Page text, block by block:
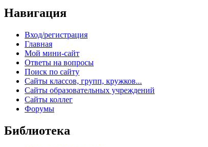
Навигация
Вход/регистрация
Главная
Мой мини-сайт
Ответы на вопросы
Поиск по сайту
Сайты классов, групп, кружков...
Сайты образовательных учреждений
Сайты коллег
Форумы
Библиотека